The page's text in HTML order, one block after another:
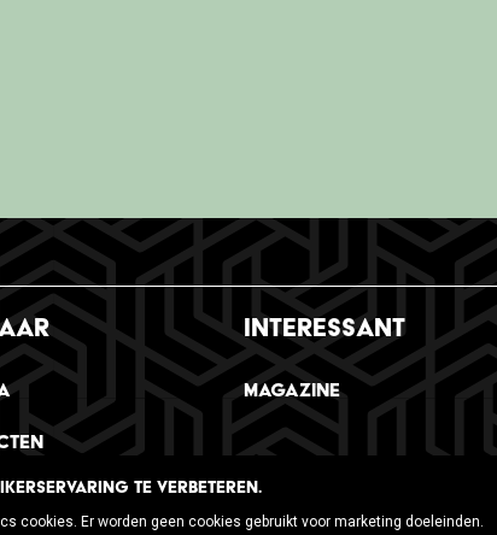
INTERESSANT
Magazine
TE VERBETEREN.
cookies. Er worden geen cookies gebruikt voor marketing doeleinden.